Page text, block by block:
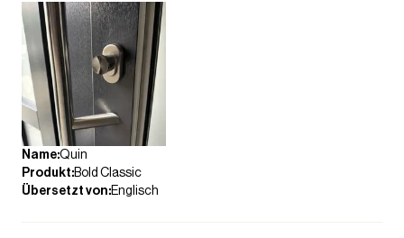
Name:Quin
Produkt:Bold Classic
Übersetzt von:Englisch